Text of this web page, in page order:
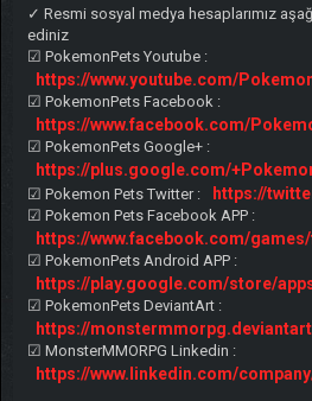
✓ Resmi sosyal medya hesaplarımız
ediniz
☑ PokemonPets Youtube :
https://www.youtube.com/
☑ PokemonPets Facebook :
https://www.facebook.com/
☑ PokemonPets Google+ :
https://plus.google.com/
☑ Pokemon Pets Twitter : https://
☑ Pokemon Pets Facebook APP :
https://www.facebook.com/
☑ PokemonPets Android APP :
https://play.google.com/store/
☑ PokemonPets DeviantArt :
https://
☑ MonsterMMORPG Linkedin :
https://www.linkedin.com/